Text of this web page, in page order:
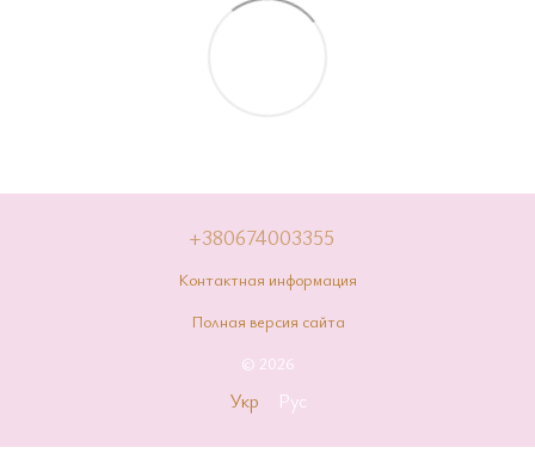
+380674003355
Контактная информация
Полная версия сайта
© 2026
Укр Рус